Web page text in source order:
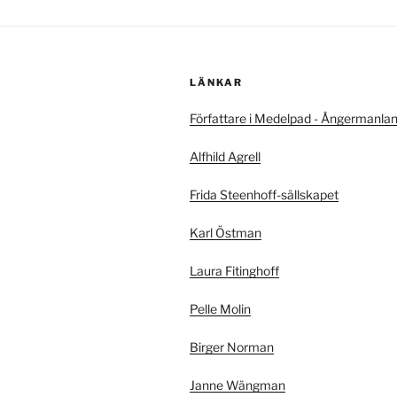
LÄNKAR
Författare i Medelpad -
Alfhild Agrell
Frida Steenhoff-sällskapet
Karl Östman
Laura Fitinghoff
Pelle Molin
Birger Norman
Janne Wängman